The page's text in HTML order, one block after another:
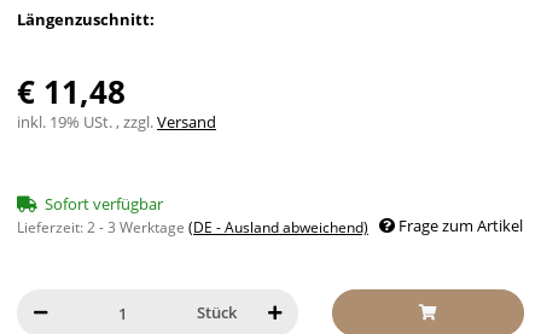
Längenzuschnitt:
€ 11,48
inkl. 19% USt. , zzgl.Versand
Sofort verfügbar
Lieferzeit:2 - 3 Werktage (DE - Ausland abweichend) Frage zum Artikel
Stück